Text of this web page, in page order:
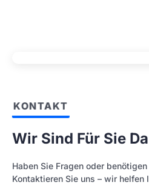
KONTAKT
Wir Sind Für Sie
Haben Sie Fragen oder
Kontaktieren Sie uns – wir helfen